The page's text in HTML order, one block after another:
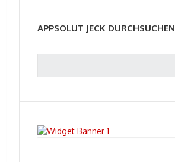
APPSOLUT JECK DURCHSUCHEN